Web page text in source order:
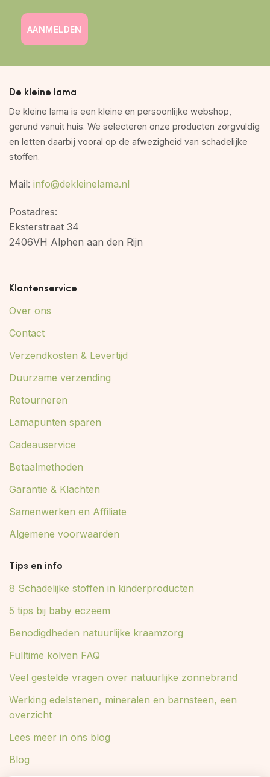
AANMELDEN
De kleine lama
De kleine lama is een kleine en persoonlijke webshop,
gerund vanuit huis. We selecteren onze producten zorgvuldig
en letten daarbij vooral op de afwezigheid van schadelijke
stoffen.
Mail: info@dekleinelama.nl
Postadres:
Eksterstraat 34
2406VH Alphen aan den Rijn
Klantenservice
Over ons
Contact
Verzendkosten & Levertijd
Duurzame verzending
Retourneren
Lamapunten sparen
Cadeauservice
Betaalmethoden
Garantie & Klachten
Samenwerken en Affiliate
Algemene voorwaarden
Tips en info
8 Schadelijke stoffen in kinderproducten
5 tips bij baby eczeem
Benodigdheden natuurlijke kraamzorg
Fulltime kolven FAQ
Veel gestelde vragen over natuurlijke zonnebrand
Werking edelstenen, mineralen en barnsteen, een
overzicht
Lees meer in ons blog
Blog